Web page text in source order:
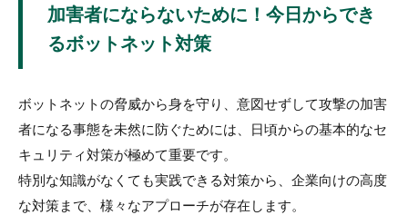
加害者にならないために！今日からでき
るボットネット対策
ボットネットの脅威から身を守り、意図せずして攻撃の加害
者になる事態を未然に防ぐためには、日頃からの基本的なセ
キュリティ対策が極めて重要です。
特別な知識がなくても実践できる対策から、企業向けの高度
な対策まで、様々なアプローチが存在します。